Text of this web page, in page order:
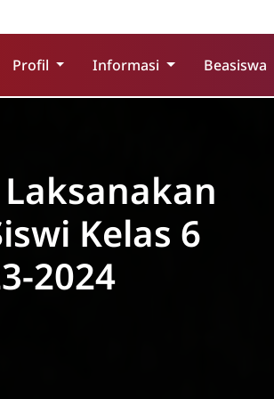
Profil Informasi Beasiswa
Kelas 6
2024